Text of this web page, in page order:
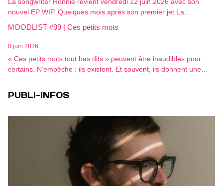
La songwriter Ronnie revient vendredi 12 juin 2026 avec son
nouvel EP WIP. Quelques mois après son premier jet La…
MOODLIST #99 | Ces petits mots
8 juin 2026
« Ces petits mots tout bas dits » peuvent être inaudibles pour
certains. N’empêche : ils existent. Et souvent, ils donnent une…
PUBLI-INFOS